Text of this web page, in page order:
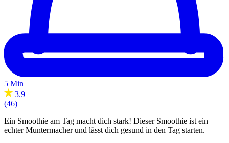
5 Min
3.9
(46)
Ein Smoothie am Tag macht dich stark! Dieser Smoothie ist ein
echter Muntermacher und lässt dich gesund in den Tag starten.